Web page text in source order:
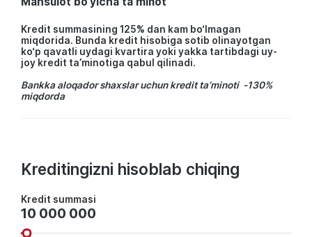
Kredit summasining 125% dan kam bo‘lmagan
miqdorida. Bunda kredit hisobiga sotib olinayotgan
ko‘p qavatli uydagi kvartira yoki yakka tartibdagi uy-
joy kredit ta’minotiga qabul qilinadi.
Bankka aloqador shaxslar uchun kredit ta’minoti -130%
miqdorda
Kreditingizni hisoblab chiqing
Kredit summasi
Kredit
summasi